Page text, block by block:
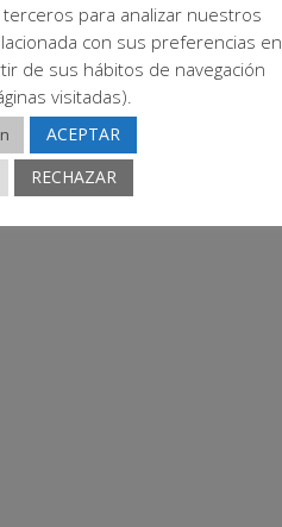
para analizar nuestros
con sus preferencias en
de sus hábitos de navegación
visitadas).
ACEPTAR
RECHAZAR